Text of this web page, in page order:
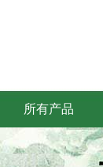
所有产品